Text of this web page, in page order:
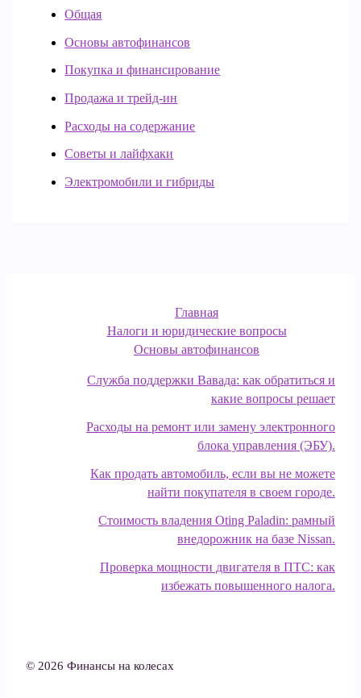
Общая
Основы автофинансов
Покупка и финансирование
Продажа и трейд-ин
Расходы на содержание
Советы и лайфхаки
Электромобили и гибриды
Главная
Налоги и юридические вопросы
Основы автофинансов
Служба поддержки Вавада: как обратиться и
какие вопросы решает
Расходы на ремонт или замену электронного
блока управления (ЭБУ).
Как продать автомобиль, если вы не можете
найти покупателя в своем городе.
Стоимость владения Oting Paladin: рамный
внедорожник на базе Nissan.
Проверка мощности двигателя в ПТС: как
избежать повышенного налога.
© 2026 Финансы на колесах